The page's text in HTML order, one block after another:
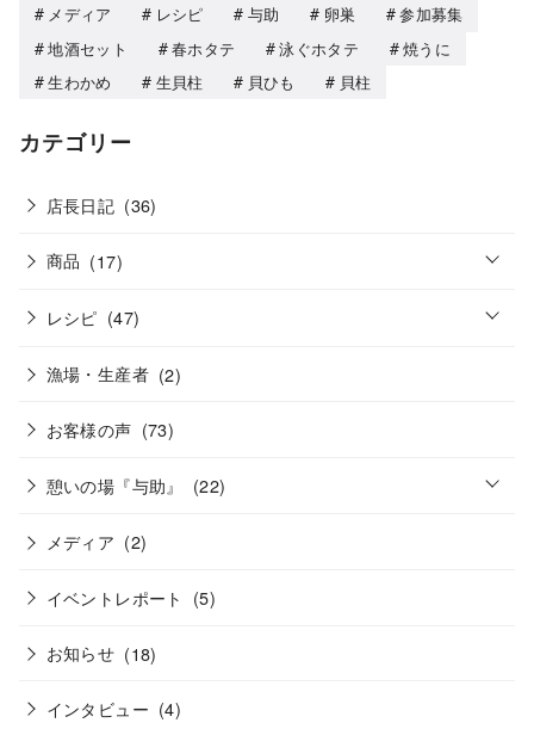
メディア
レシピ 与助 卵巣
参加募集
地酒セット
春ホタテ 泳ぐホタテ
焼うに
生わかめ
生貝柱 貝ひも 貝柱
カテゴリー
店長日記 (36)
商品 (17) o
n
レシピ (47) o
漁場・生産者 (2)
お客様の声 (73)
憩いの場『与助』 (22) o
メディア (2)
イベントレポート (5)
お知らせ (18)
インタビュー (4)